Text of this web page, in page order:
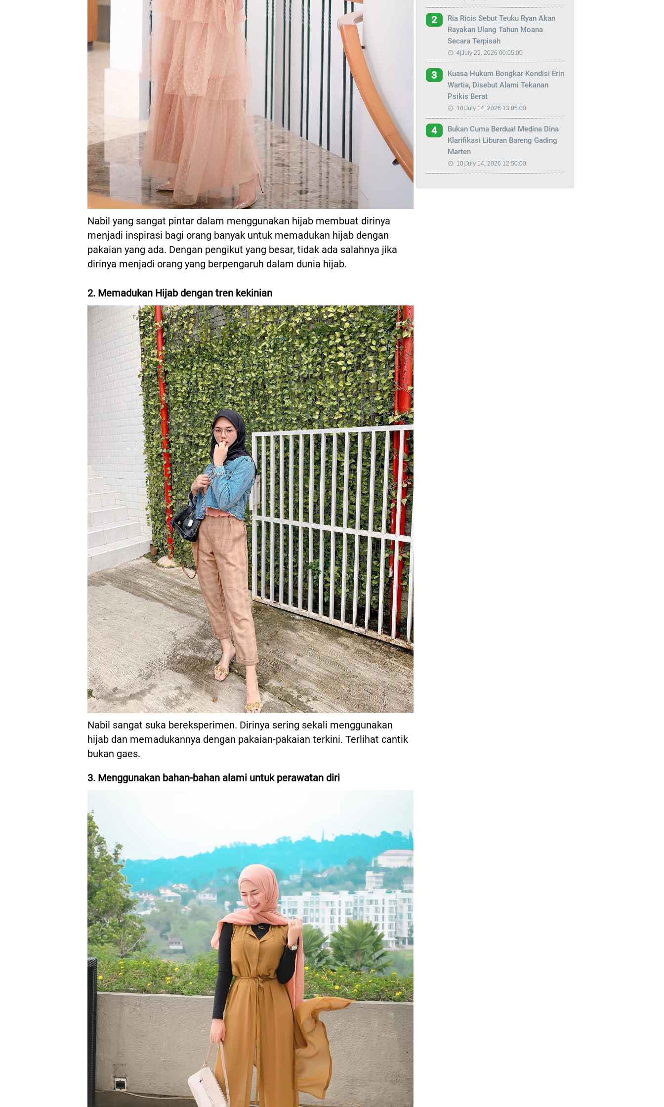
Nabil yang sangat pintar dalam menggunakan hijab membuat dirinya
menjadi inspirasi bagi orang banyak untuk memadukan hijab dengan
pakaian yang ada. Dengan pengikut yang besar, tidak ada salahnya jika
dirinya menjadi orang yang berpengaruh dalam dunia hijab.
2. Memadukan Hijab dengan tren kekinian
Nabil sangat suka bereksperimen. Dirinya sering sekali menggunakan
hijab dan memadukannya dengan pakaian-pakaian terkini. Terlihat cantik
bukan gaes.
3. Menggunakan bahan-bahan alami untuk perawatan diri
2
Ria Ricis Sebut Teuku Ryan Akan
Rayakan Ulang Tahun Moana
Secara Terpisah
4|July 29, 2026 00:05:00
3
Kuasa Hukum Bongkar Kondisi Erin
Wartia, Disebut Alami Tekanan
Psikis Berat
10|July 14, 2026 13:05:00
4
Bukan Cuma Berdua! Medina Dina
Klarifikasi Liburan Bareng Gading
Marten
10|July 14, 2026 12:50:00